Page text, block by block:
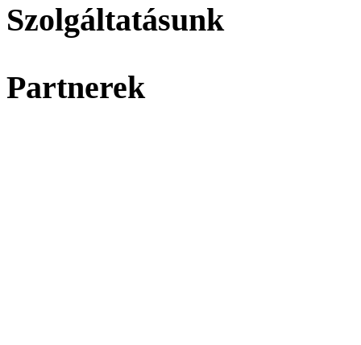
Szolgáltatásunk
Partnerek